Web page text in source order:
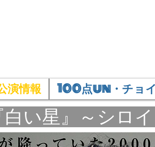
演情報 100点un・チョイ
い星』～シロ